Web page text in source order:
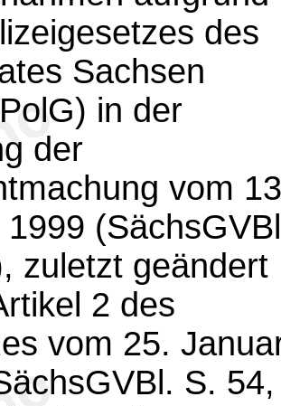
des
Sachsen
in der
der
vom
zuletzt geändert
2 des
vom 25.
S. 54,